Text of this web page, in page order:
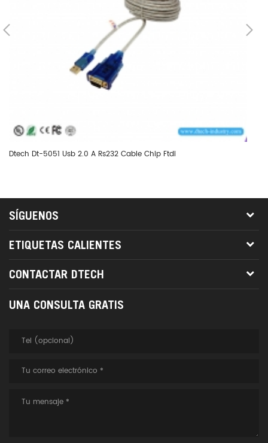
Dtech Dt-5051 Usb 2.0 A Rs232 Cable Chip Ftdi
SÍGUENOS
ETIQUETAS CALIENTES
CONTACTAR DTECH
UNA CONSULTA GRATIS